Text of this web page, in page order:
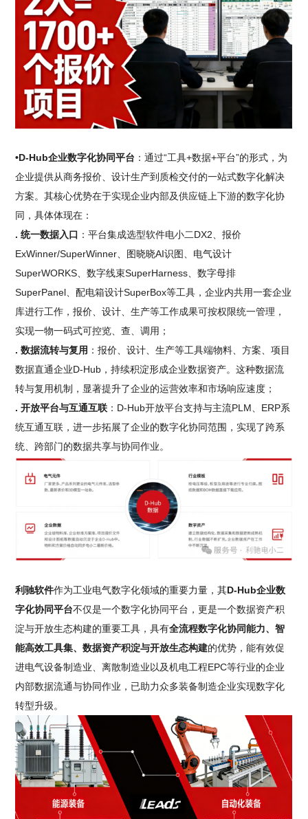
•D-Hub企业数字化协同平台 ：通过“工具+数据+平台”的形式，为
企业提供从商务报价、设计生产到质检交付的一站式数字化解决
方案。其核心优势在于实现企业内部及供应链上下游的数字化协
同，具体体现在：
. 统一数据入口 ：平台集成选型软件电小二DX2、报价
ExWinner/SuperWinner、图晓晓AI识图、电气设计
SuperWORKS、数字线束SuperHarness、数字母排
SuperPanel、配电箱设计SuperBox等工具，企业内共用一套企业
库进行工作，报价、设计、生产等工作成果可按权限统一管理，
实现一物一码式可控览、查、调用；
. 数据流转与复用 ：报价、设计、生产等工具端物料、方案、项目
数据直通企业D-Hub，持续积淀形成企业数据资产。这种数据流
转与复用机制，显著提升了企业的运营效率和市场响应速度；
. 开放平台与互通互联 ：D-Hub开放平台支持与主流PLM、ERP系
统互通互联，进一步拓展了企业的数字化协同范围，实现了跨系
统、跨部门的数据共享与协同作业。
利驰软件作为工业电气数字化领域的重要力量，其D-Hub企业数
字化协同平台不仅是一个数字化协同平台，更是一个数据资产积
淀与开放生态构建的重要工具，具有全流程数字化协同能力、智
能高效工具集、数据资产积淀与开放生态构建的优势，能有效促
进电气设备制造业、离散制造业以及机电工程EPC等行业的企业
内部数据流通与协同作业，已助力众多装备制造企业实现数字化
转型升级。